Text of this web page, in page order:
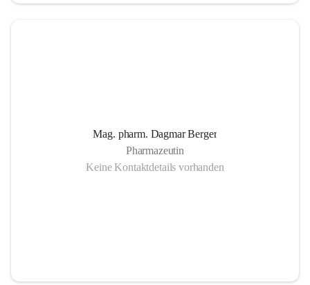
Mag. pharm. Dagmar Berger
Pharmazeutin
Keine Kontaktdetails vorhanden